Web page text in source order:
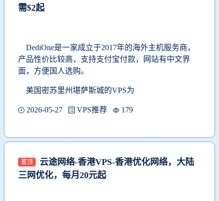
需$2起
DediOne是一家成立于2017年的海外主机服务商，
产品性价比较高，支持支付宝付款，网站有中文界
面，方便国人选购。
美国密苏里州堪萨斯城的VPS为
2026-05-27 VPS推荐 179
置顶
云途网络-香港VPS-香港优化网络，大陆
三网优化，每月20元起